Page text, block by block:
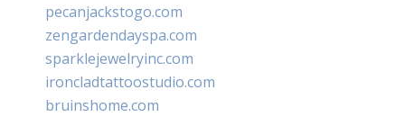
pecanjackstogo.com
zengardendayspa.com
sparklejewelryinc.com
ironcladtattoostudio.com
bruinshome.com